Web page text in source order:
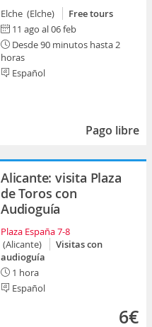
Elche (Elche)
Free tours
11 ago al 06 feb
Desde 90 minutos hasta 2
horas
Español
Pago libre
Alicante: visita Plaza
de Toros con
Audioguía
Plaza España 7-8
(Alicante)
Visitas con
audioguía
1 hora
Español
6€